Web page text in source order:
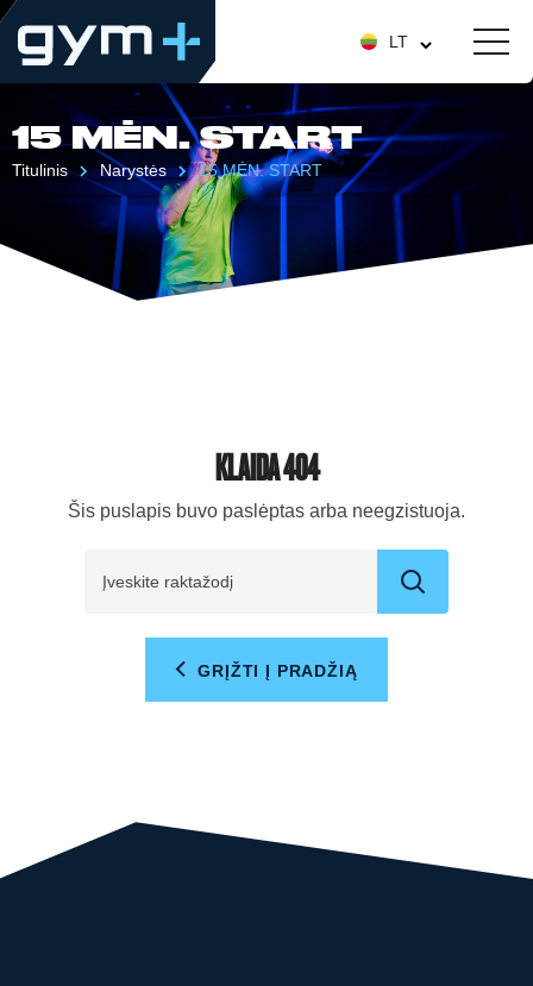
LT
15 MĖN. START
Titulinis Narystės 15 MĖN. START
KLAIDA 404
Šis puslapis buvo paslėptas arba neegzistuoja.
GRĮŽTI Į PRADŽIĄ